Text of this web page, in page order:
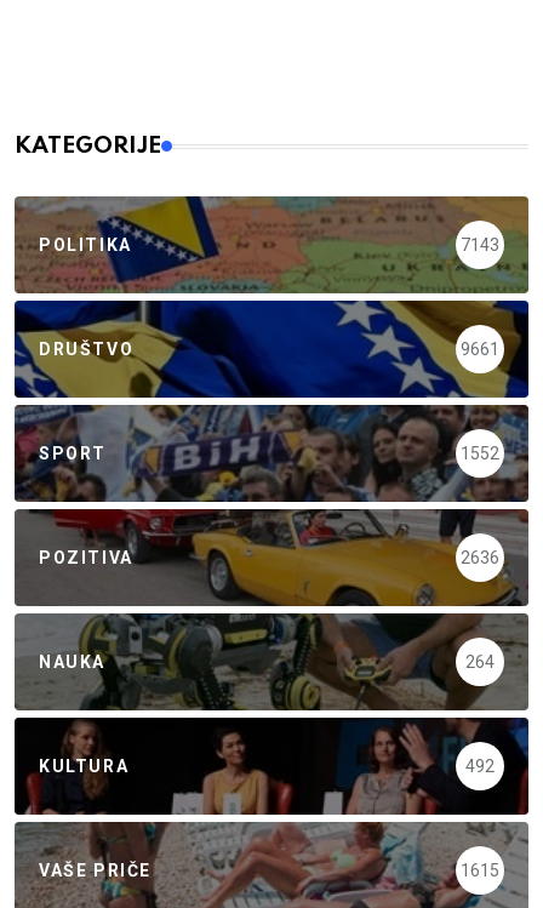
KATEGORIJE
POLITIKA 7143
DRUŠTVO 9661
SPORT 1552
POZITIVA 2636
NAUKA 264
KULTURA 492
VAŠE PRIČE 1615